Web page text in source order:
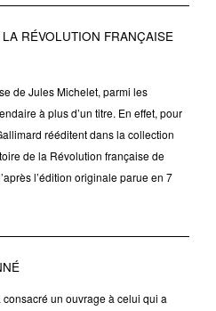
RÉVOLUTION FRANÇAISE
de Jules Michelet, parmi les
à plus d’un titre. En effet, pour
rééditent dans la collection
de la Révolution française de
l’édition originale parue en 7
consacré un ouvrage à celui qui a